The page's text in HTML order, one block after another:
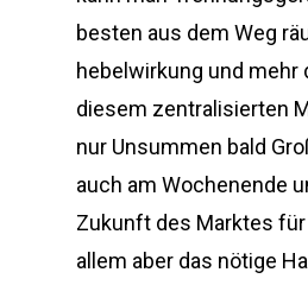
besten aus dem Weg
hebelwirkung und mehr
diesem zentralisierten
nur Unsummen bald
auch am Wochenende
Zukunft des Marktes für
allem aber das nötige